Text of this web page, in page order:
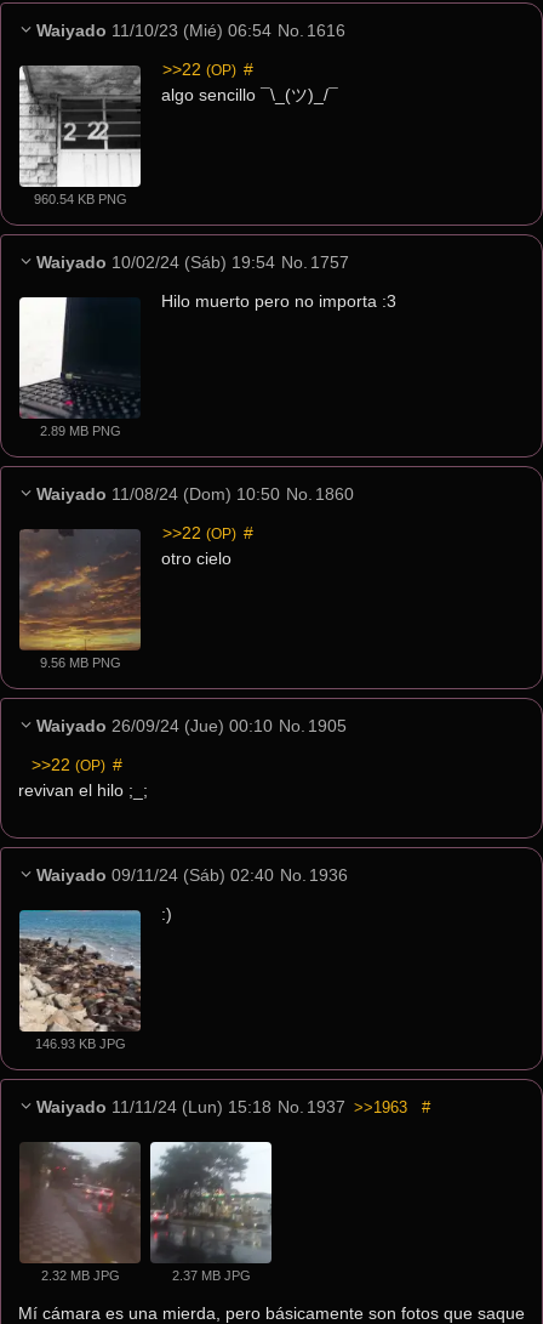
Waiyado 11/10/23 (Mié) 06:54 No. 1616
960.54 KB PNG
>>22 (OP) #
algo sencillo ¯\_(ツ)_/¯
Waiyado 10/02/24 (Sáb) 19:54 No. 1757
2.89 MB PNG
Hilo muerto pero no importa :3
Waiyado 11/08/24 (Dom) 10:50 No. 1860
9.56 MB PNG
>>22 (OP) #
otro cielo
Waiyado 26/09/24 (Jue) 00:10 No. 1905
>>22 (OP) #
revivan el hilo ;_;
Waiyado 09/11/24 (Sáb) 02:40 No. 1936
146.93 KB JPG
:)
Waiyado 11/11/24 (Lun) 15:18 No. 1937 >>1963 #
2.32 MB JPG 2.37 MB JPG
Mí cámara es una mierda, pero básicamente son fotos que saque